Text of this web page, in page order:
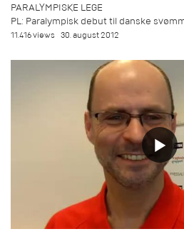
PARALYMPISKE LEGE
PL: Paralympisk debut til danske
11.416 views 30. august 2012